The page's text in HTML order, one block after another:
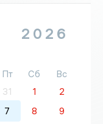
2026
Пт Сб
Вс
31 1
2
7 8
9